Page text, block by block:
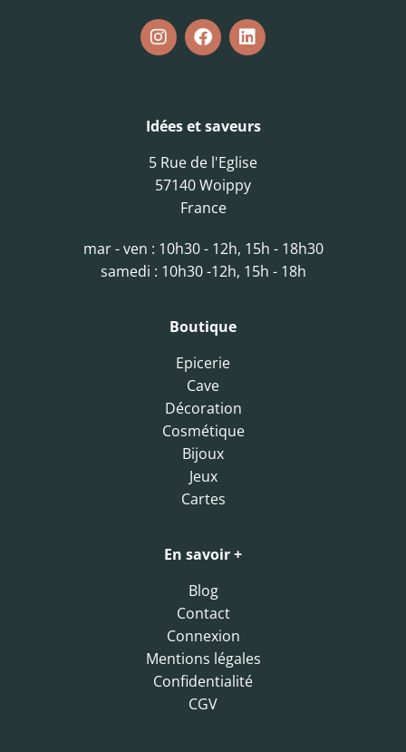
Idées et saveurs
5 Rue de l'Eglise
57140 Woippy
France
mar - ven : 10h30 - 12h, 15h - 18h30
samedi : 10h30 -12h, 15h - 18h
Boutique
Epicerie
Cave
Décoration
Cosmétique
Bijoux
Jeux
Cartes
En savoir +
Blog
Contact
Connexion
Mentions légales
Confidentialité
CGV